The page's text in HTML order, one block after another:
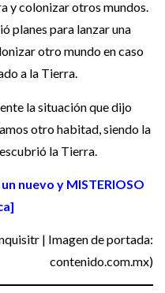
y colonizar otros mundos.
planes para lanzar una
otro mundo en caso
a la Tierra.
la situación que dijo
otro habitad, siendo la
la Tierra.
nuevo y MISTERIOSO
| Imagen de portada:
contenido.com.mx)